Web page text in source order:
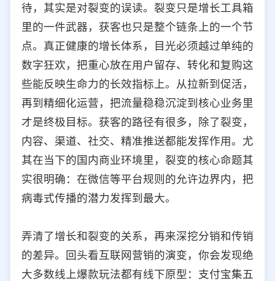
待，其实是对裂变的误读。裂变只是增长工具箱
里的一件武器，获客也只是整个链条上的一个节
点。真正健康的增长体系，目光必须越过单纯的
数字狂欢，把重心放在用户留存、转化和复购这
些能反映生命力的长效指标上。从拉新到促活，
再到精细化运营，把流量稳稳沉淀到核心业务里
才是终极目标。获客的路径有很多，除了裂变，
内容、渠道、社交、精准推送都能发挥作用。尤
其在当下的国内商业环境里，裂变的核心命题其
实很明确：在微信等平台规则的允许边界内，把
病毒式传播的潜力发挥到最大。
弄清了增长和裂变的关系，再来深挖分销和传销
的差异。回头看互联网营销的演变，你会发现绝
大多数线上爆款玩法都有线下原型：支付宝集五